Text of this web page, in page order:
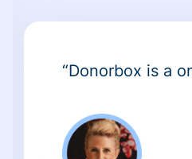
“Donorbox is a